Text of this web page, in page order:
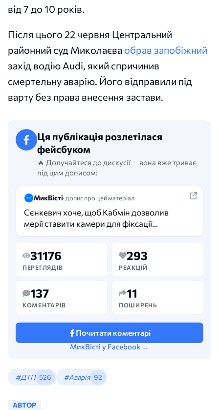
від 7 до 10 років.
Після цього 22 червня Центральний
районний суд Миколаєва обрав запобіжний
захід водію Audi, який спричинив
смертельну аварію. Його відправили під
варту без права внесення застави.
Ця публікація розлетілася
фейсбуком
🔥 Долучайтеся до дискусії — вона вже триває
під цим дописом:
МикВісті· допис про цей матеріал
Сєнкевич хоче, щоб Кабмін дозволив
мерії ставити камери для фіксації
порушень ПДР: «Місто може
Олександр Сєнкевич пропонує
встановлювати камери контролю
31176
ПЕРЕГЛЯДІВ
293
РЕАКЦІЙ
137
КОМЕНТАРІВ
11
ПОШИРЕНЬ
Почитати коментарі
МикВісті у Facebook →
#ДТП 526 #Аварія 92
АВТОР